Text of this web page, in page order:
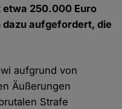
250.000 Euro
aufgefordert, die
aufgrund von
Äußerungen
Strafe